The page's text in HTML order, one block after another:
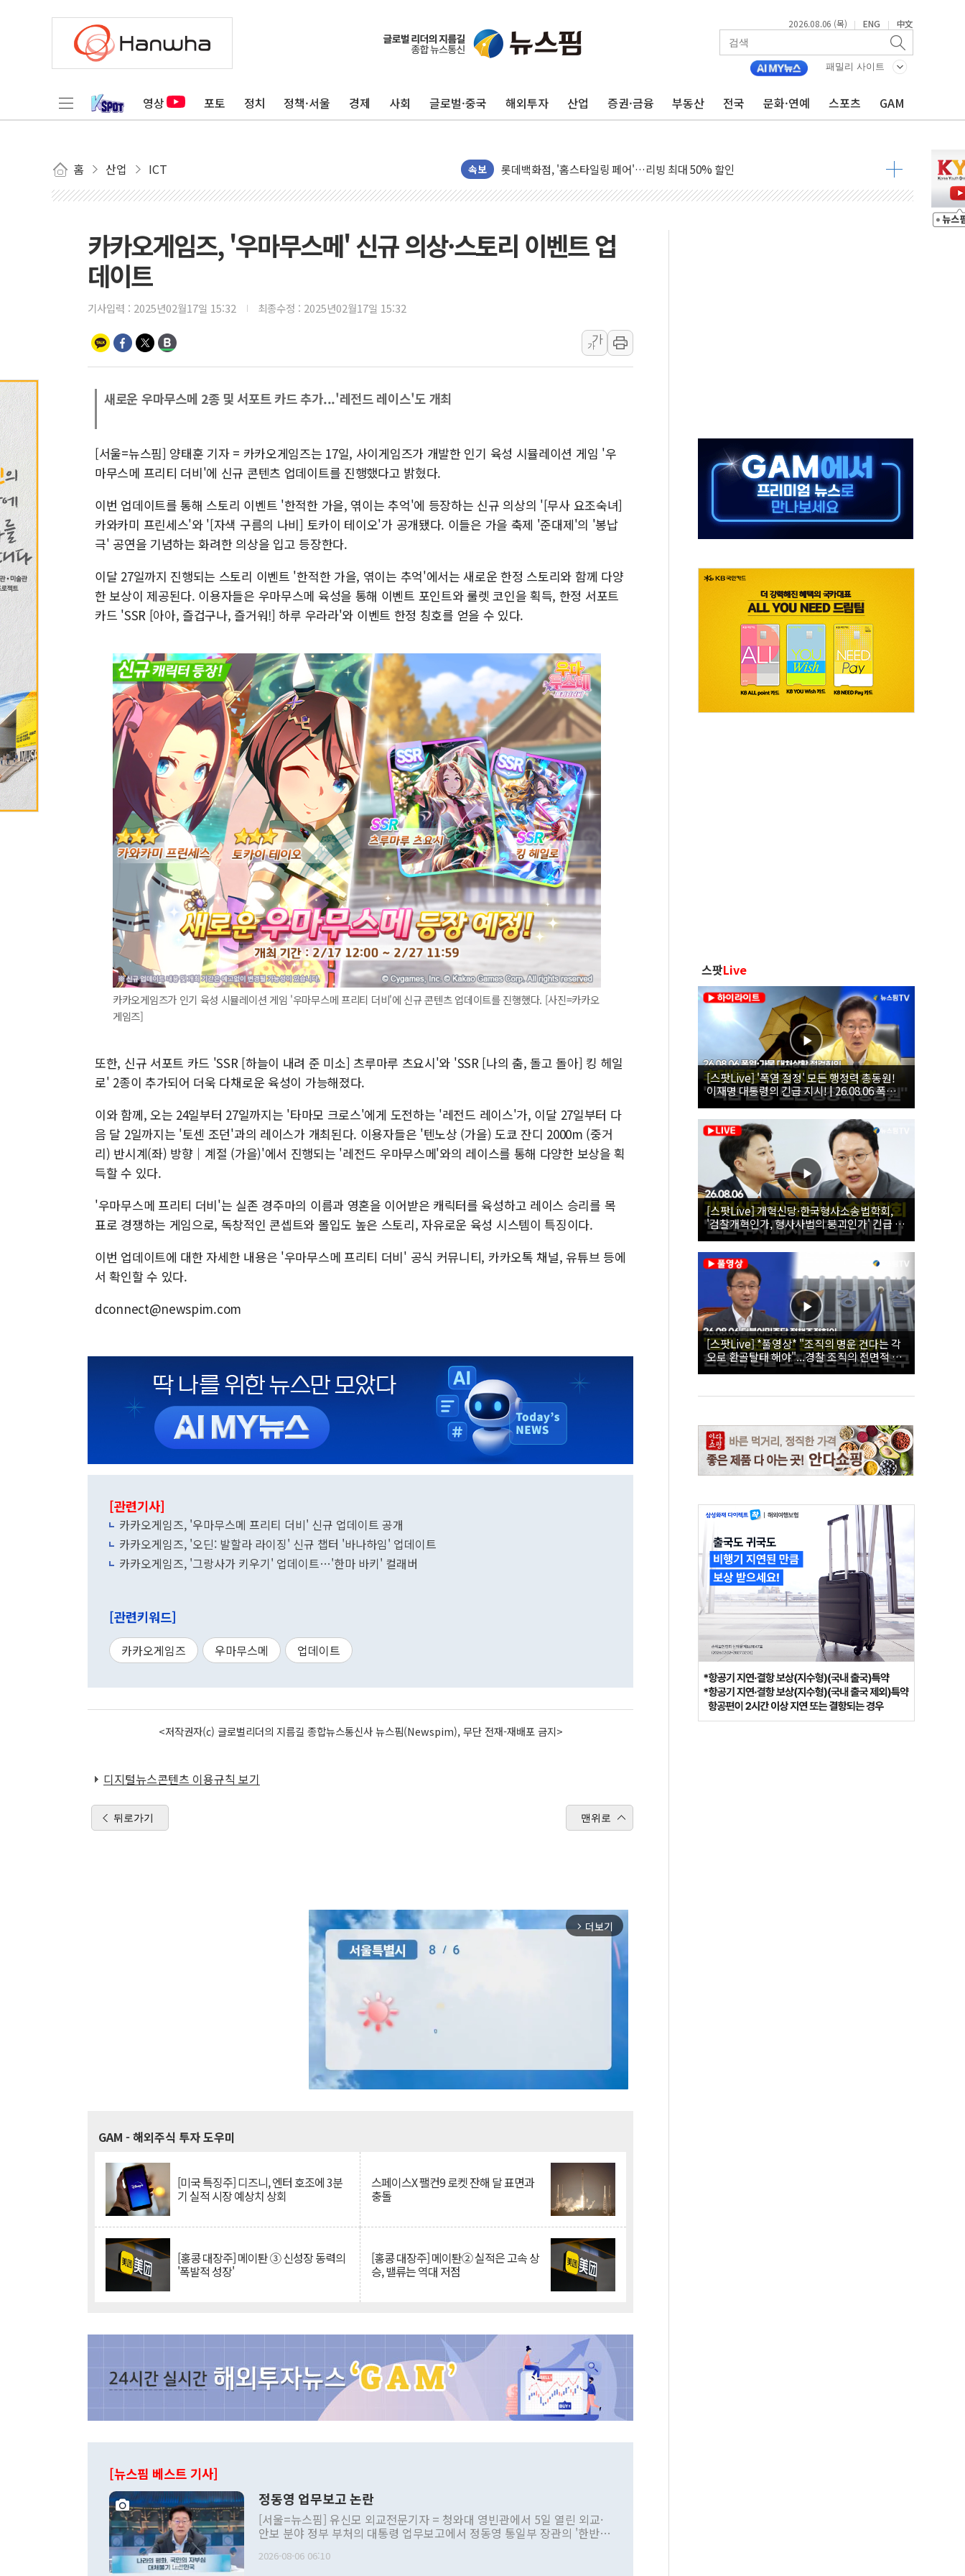
2026.08.06 (목) | ENG | 中文
패밀리 사이트
영상 포토 정치 정책·서울 경제 사회 글로벌·중국 해외투자 산업 증권·금융 부동산 전국 문화·연예 스포츠 GAM
홈 산업 ICT 속보
무역선부터 요트까지...관세청, 해상 마약밀수 '3중 차단'
서연컴퍼니, 시드 투자 유치…일본·동남아 사업 확대
법원, 한미 임주현 지분 100억 가압류 결정…4자 연합 균열 조짐
엔씨, '게임스컴 2026'서 글로벌 신작 라인업 공개
[AI 카드뉴스] 어린이집·유치원 비상! 수족구병이 다시 유행합니다.
운수업·기업활동 '원스톱'으로...데이터처, 기업 3만1000곳 경제통계조사
공정위 "국고채 PD 15곳, 관행 아닌 담합…76조2000억 입찰 영향"
중소기업 기술자료 중국 계열사에 넘긴 세라젬…공정위 과징금 4억3200만원
정부혁신 우수사례 세계에 알린다…식약처 AI 심사·소방청 119안심콜 영문 영상 제작
부모가 정부24에서 자녀 출입국증명서 발급…7일부터 온라인 대리 신청 가능
윤상현, 사관학교 통합 비판…"국방개혁은 정치적 감정 따라 추진해선 안 돼"
카카오게임즈, '우마무스메' 신규 의상·스토리 이벤트 업
데이트
기사입력 : 2025년02월17일 15:32 최종수정 : 2025년02월17일 15:32
가
가
새로운 우마무스메 2종 및 서포트 카드 추가...'레전드 레이스'도 개최
[서울=뉴스핌] 양태훈 기자 = 카카오게임즈는 17일, 사이게임즈가 개발한 인기 육성 시뮬레이션 게임 '우
마무스메 프리티 더비'에 신규 콘텐츠 업데이트를 진행했다고 밝혔다.
이번 업데이트를 통해 스토리 이벤트 '한적한 가을, 엮이는 추억'에 등장하는 신규 의상의 '[무사 요조숙녀]
카와카미 프린세스'와 '[자색 구름의 나비] 토카이 테이오'가 공개됐다. 이들은 가을 축제 '준대제'의 '봉납
극' 공연을 기념하는 화려한 의상을 입고 등장한다.
이달 27일까지 진행되는 스토리 이벤트 '한적한 가을, 엮이는 추억'에서는 새로운 한정 스토리와 함께 다양
한 보상이 제공된다. 이용자들은 우마무스메 육성을 통해 이벤트 포인트와 룰렛 코인을 획득, 한정 서포트
카드 'SSR [아아, 즐겁구나, 즐거워!] 하루 우라라'와 이벤트 한정 칭호를 얻을 수 있다.
카카오게임즈가 인기 육성 시뮬레이션 게임 '우마무스메 프리티 더비'에 신규 콘텐츠 업데이트를 진행했다. [사진=카카오
게임즈]
또한, 신규 서포트 카드 'SSR [하늘이 내려 준 미소] 츠루마루 츠요시'와 'SSR [나의 춤, 돌고 돌아] 킹 헤일
로' 2종이 추가되어 더욱 다채로운 육성이 가능해졌다.
이와 함께, 오는 24일부터 27일까지는 '타마모 크로스'에게 도전하는 '레전드 레이스'가, 이달 27일부터 다
음 달 2일까지는 '토센 조던'과의 레이스가 개최된다. 이용자들은 '텐노상 (가을) 도쿄 잔디 2000m (중거
리) 반시계(좌) 방향│계절 (가을)'에서 진행되는 '레전드 우마무스메'와의 레이스를 통해 다양한 보상을 획
득할 수 있다.
'우마무스메 프리티 더비'는 실존 경주마의 이름과 영혼을 이어받은 캐릭터를 육성하고 레이스 승리를 목
표로 경쟁하는 게임으로, 독창적인 콘셉트와 몰입도 높은 스토리, 자유로운 육성 시스템이 특징이다.
이번 업데이트에 대한 자세한 내용은 '우마무스메 프리티 더비' 공식 커뮤니티, 카카오톡 채널, 유튜브 등에
서 확인할 수 있다.
dconnect@newspim.com
[관련기사]
카카오게임즈, '우마무스메 프리티 더비' 신규 업데이트 공개
카카오게임즈, '오딘: 발할라 라이징' 신규 챕터 '바나하임' 업데이트
카카오게임즈, '그랑사가 키우기' 업데이트…'한마 바키' 컬래버
[관련키워드]
카카오게임즈 우마무스메 업데이트
<저작권자(c) 글로벌리더의 지름길 종합뉴스통신사 뉴스핌(Newspim), 무단 전재-재배포 금지>
디지털뉴스콘텐츠 이용규칙 보기
뒤로가기 맨위로
arrow_forward_ios 더보기
GAM - 해외주식 투자 도우미
[미국 특징주] 디즈니, 엔터 호조에 3분
기 실적 시장 예상치 상회
스페이스X 팰컨9 로켓 잔해 달 표면과
충돌
[홍콩 대장주] 메이퇀 ③ 신성장 동력의
'폭발적 성장'
[홍콩 대장주] 메이퇀② 실적은 고속 상
승, 밸류는 역대 저점
[뉴스핌 베스트 기사]
정동영 업무보고 논란
[서울=뉴스핌] 유신모 외교전문기자 = 청와대 영빈관에서 5일 열린 외교·
안보 분야 정부 부처의 대통령 업무보고에서 정동영 통일부 장관의 '한반도
발언 중에는 정부 내 조율을 거치지 않은 사안을 정책으로 추진하겠다고 공
2026-08-06 06:10
스팟Live
[스팟Live] '폭염 절정' 모든 행정력 총동원!
이재명 대통령의 긴급 지시! | 26.08.06 폭염•
가뭄 대처상황 점검회의
[스팟Live] 개혁신당·한국형사소송법학회,
'검찰개혁인가, 형사사법의 붕괴인가' 긴급 세
미나｜26.08.06
[스팟Live] *풀영상* "조직의 명운 건다는 각
오로 환골탈태 해야"...경찰 조직의 전면적 쇄
신 촉구한 한병도 | 26.08.06 더불어민주당 정